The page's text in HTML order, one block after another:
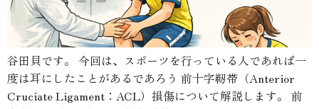
谷田貝です。 今回は、スポーツを行っている人であれば一
度は耳にしたことがあるであろう 前十字靭帯（Anterior
Cruciate Ligament：ACL）損傷について解説します。 前